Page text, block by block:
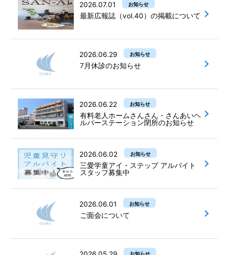
2026.07.01 お知らせ
最新広報誌（vol.40）の掲載について
2026.06.29 お知らせ
7月休診のお知らせ
2026.06.22 お知らせ
有料老人ホームさんさん・さんあいヘ
ルパーステーション閉所のお知らせ
2026.06.02 お知らせ
三愛学童アイ・ステップ アルバイト
スタッフ募集中
2026.06.01 お知らせ
ご面会について
お知らせ